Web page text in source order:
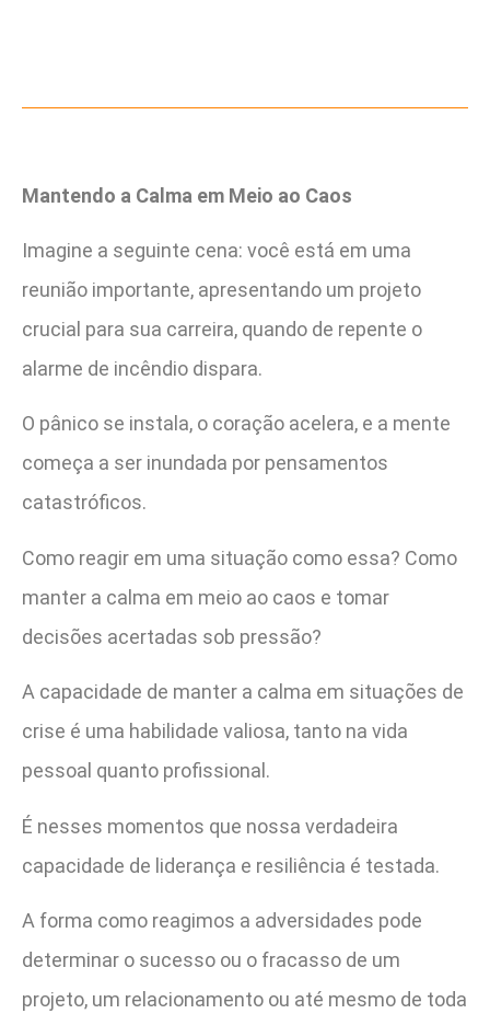
Mantendo a Calma em Meio ao Caos
Imagine a seguinte cena: você está em uma
reunião importante, apresentando um projeto
crucial para sua carreira, quando de repente o
alarme de incêndio dispara.
O pânico se instala, o coração acelera, e a mente
começa a ser inundada por pensamentos
catastróficos.
Como reagir em uma situação como essa? Como
manter a calma em meio ao caos e tomar
decisões acertadas sob pressão?
A capacidade de manter a calma em situações de
crise é uma habilidade valiosa, tanto na vida
pessoal quanto profissional.
É nesses momentos que nossa verdadeira
capacidade de liderança e resiliência é testada.
A forma como reagimos a adversidades pode
determinar o sucesso ou o fracasso de um
projeto, um relacionamento ou até mesmo de toda